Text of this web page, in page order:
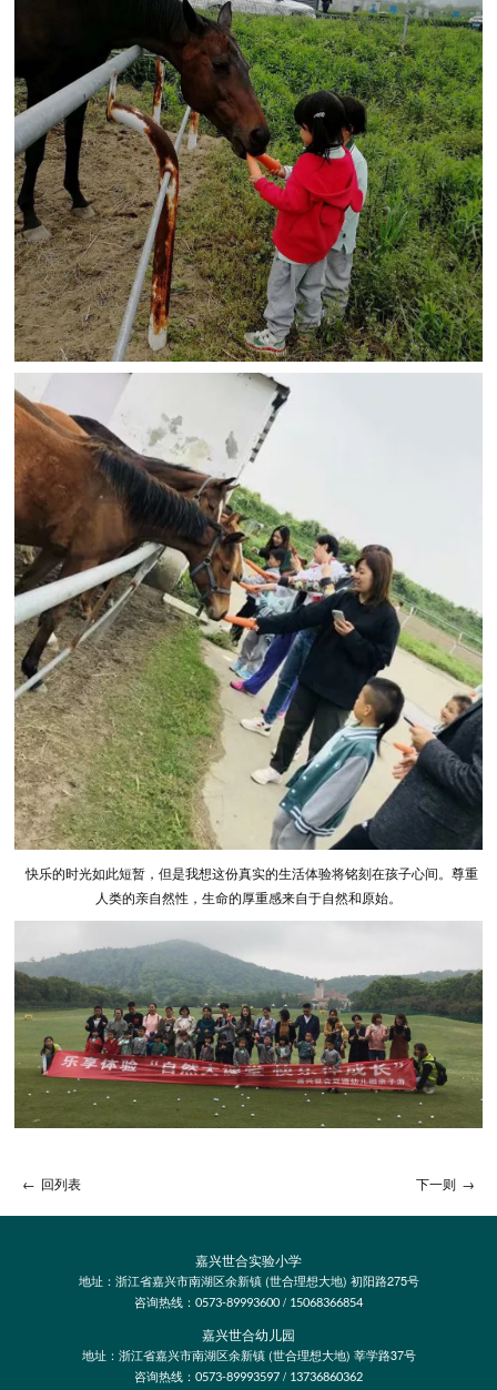
快乐的时光如此短暂，但是我想这份真实的生活体验将铭刻在孩子心间。尊重
人类的亲自然性，生命的厚重感来自于自然和原始。
← 回列表 下一则 →
嘉兴世合实验小学
地址：浙江省嘉兴市南湖区余新镇 (世合理想大地) 初阳路275号
咨询热线： 0573-89993600 / 15068366854
嘉兴世合幼儿园
地址：浙江省嘉兴市南湖区余新镇 (世合理想大地) 莘学路37号
咨询热线： 0573-89993597 / 13736860362